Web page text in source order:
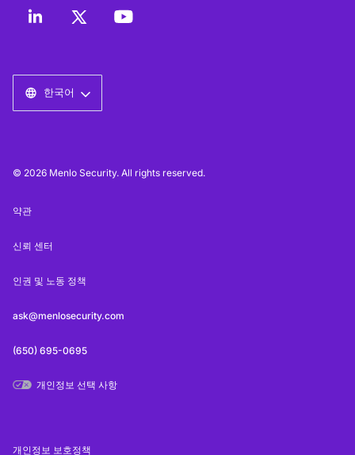
한국어
© 2026 Menlo Security. All rights reserved.
약관
신뢰 센터
인권 및 노동 정책
ask@menlosecurity.com
(650) 695-0695
개인정보 선택 사항
개인정보 보호정책